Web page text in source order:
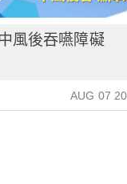
風後吞嚥障礙
AUG 07